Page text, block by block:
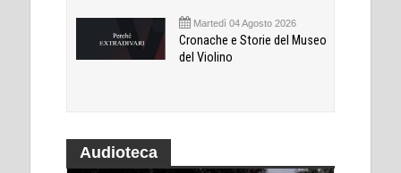
Martedì 04 Agosto 2026
Cronache e Storie del Museo
del Violino
Audioteca